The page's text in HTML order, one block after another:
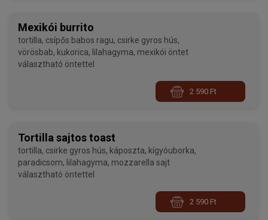
Mexikói burrito
tortilla, csípős babos ragu, csirke gyros hús,
vörösbab, kukorica, lilahagyma, mexikói öntet
választható öntettel
2 590 Ft
Tortilla sajtos toast
tortilla, csirke gyros hús, káposzta, kígyóuborka,
paradicsom, lilahagyma, mozzarella sajt
választható öntettel
2 590 Ft